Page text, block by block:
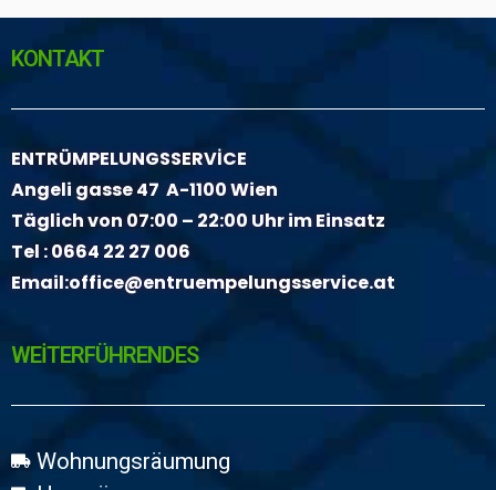
KONTAKT
ENTRÜMPELUNGSSERVİCE
Angeli gasse 47 A-1100 Wien
Täglich von 07:00 – 22:00 Uhr im Einsatz
Tel :0664 22 27 006
Email:office@entruempelungsservice.at
WEİTERFÜHRENDES
Wohnungsräumung